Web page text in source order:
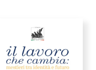
Prencipe Lorenzo
Ostuni Maria
Capocaccia Fabio
Tirabassi Maddalena,Saija
Marcello,Salvatori Franco
Monacelli Catia